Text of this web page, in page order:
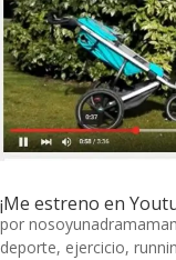
¡Me estreno en
por
deporte, ejercicio,